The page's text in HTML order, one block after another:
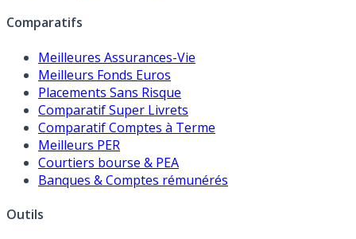
Comparatifs
Meilleures Assurances-Vie
Meilleurs Fonds Euros
Placements Sans Risque
Comparatif Super Livrets
Comparatif Comptes à Terme
Meilleurs PER
Courtiers bourse & PEA
Banques & Comptes rémunérés
Outils